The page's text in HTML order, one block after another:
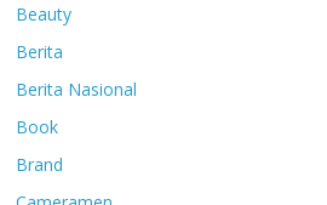
Beauty
Berita
Berita Nasional
Book
Brand